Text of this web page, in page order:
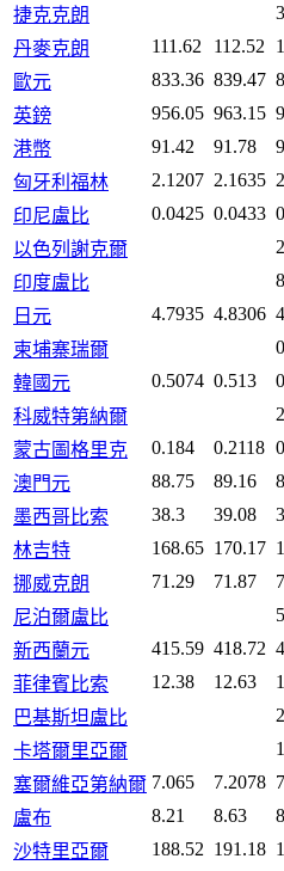
捷克克朗
丹麥克朗
111.62 112.52
歐元
833.36 839.47
英鎊
956.05 963.15
港幣
91.42 91.78
匈牙利福林
2.1207 2.1635
印尼盧比
0.0425 0.0433
以色列謝克爾
印度盧比
日元
4.7935 4.8306
柬埔寨瑞爾
韓國元
0.5074 0.513
科威特第納爾
蒙古圖格里克
0.184 0.2118
澳門元
88.75 89.16
墨西哥比索
38.3 39.08
林吉特
168.65 170.17
挪威克朗
71.29 71.87
尼泊爾盧比
新西蘭元
415.59 418.72
菲律賓比索
12.38 12.63
巴基斯坦盧比
卡塔爾里亞爾
塞爾維亞第納爾 7.065 7.2078
盧布
8.21 8.63
沙特里亞爾
188.52 191.18